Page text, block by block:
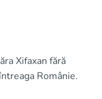
Xifaxan fără
Românie.